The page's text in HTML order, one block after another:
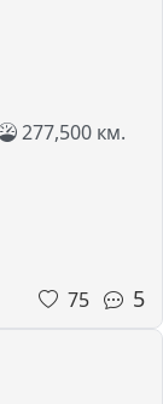
277,500 км.
75 5